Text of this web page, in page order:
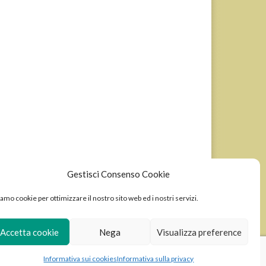
Gestisci Consenso Cookie
cookie per ottimizzare il nostro sito web ed i nostri servizi.
Accetta cookie Nega Visualizza preference
Informativa sui cookiesInformativa sulla privacy